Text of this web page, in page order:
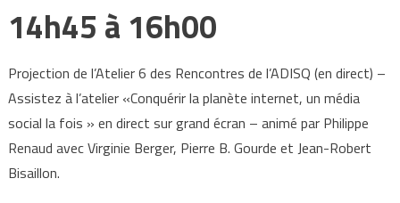
14h45 à 16h00
Projection de l’Atelier 6 des Rencontres de l’ADISQ (en direct) –
Assistez à l’atelier «Conquérir la planète internet, un média
social la fois » en direct sur grand écran – animé par Philippe
Renaud avec Virginie Berger, Pierre B. Gourde et Jean-Robert
Bisaillon.